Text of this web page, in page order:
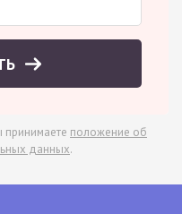
принимаете положение об
данных.